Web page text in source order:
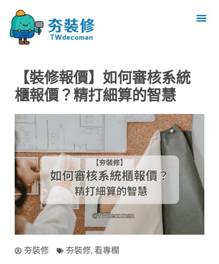
【裝修報價】如何審核系統
櫃報價？精打細算的智慧
夯裝修 夯裝修, 看專欄